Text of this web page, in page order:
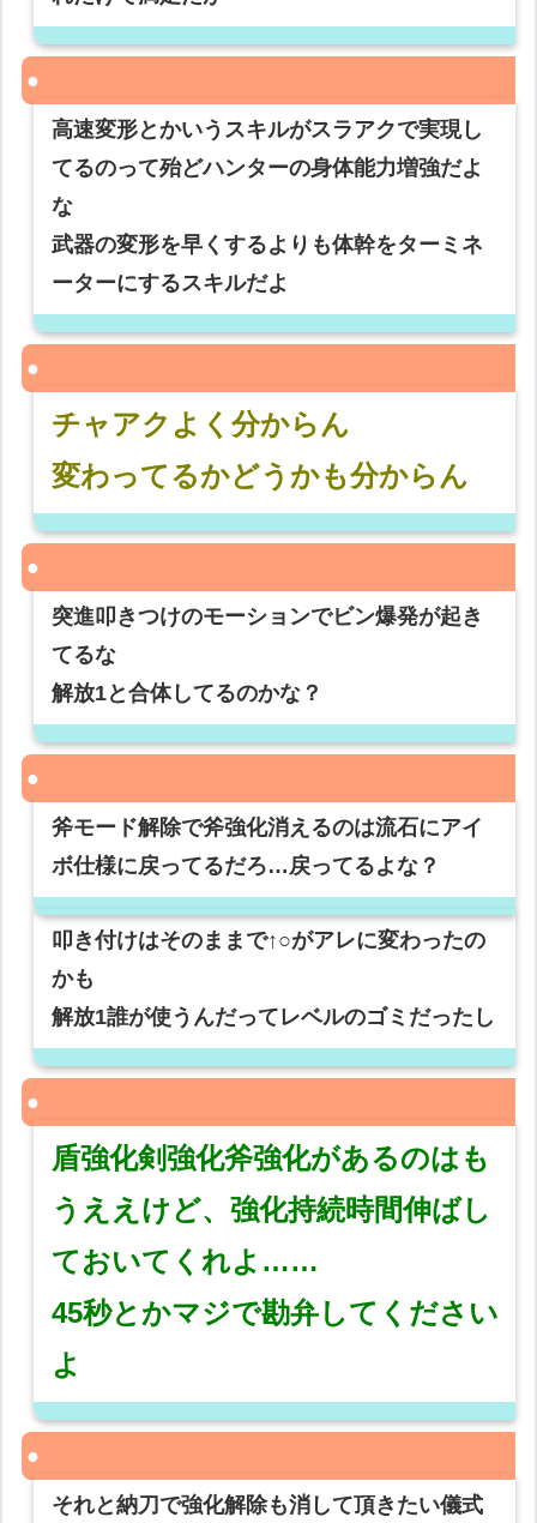
高速変形とかいうスキルがスラアクで実現し
てるのって殆どハンターの身体能力増強だよ
な
武器の変形を早くするよりも体幹をターミネ
ーターにするスキルだよ
チャアクよく分からん
変わってるかどうかも分からん
突進叩きつけのモーションでビン爆発が起き
てるな
解放1と合体してるのかな？
斧モード解除で斧強化消えるのは流石にアイ
ボ仕様に戻ってるだろ…戻ってるよな？
叩き付けはそのままで↑○がアレに変わったの
かも
解放1誰が使うんだってレベルのゴミだったし
盾強化剣強化斧強化があるのはも
うええけど、強化持続時間伸ばし
ておいてくれよ……
45秒とかマジで勘弁してください
よ
それと納刀で強化解除も消して頂きたい儀式